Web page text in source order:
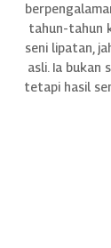
tahun-tahun
seni lipatan,
asli. Ia bukan
tetapi hasil